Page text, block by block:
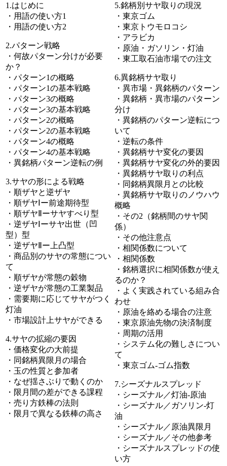
1.はじめに
・用語の使い方1
・用語の使い方2
2.パターン戦略
・何故パターン分けが必要
か？
・パターン1の概略
・パターン1の基本戦略
・パターン3の概略
・パターン3の基本戦略
・パターン2の概略
・パターン2の基本戦略
・パターン4の概略
・パターン4の基本戦略
・異銘柄パターン逆転の例
3.サヤの形による戦略
・順ザヤと逆ザヤ
・順ザヤⅠー前途期待型
・順ザヤⅡーサヤすべり型
・逆ザヤⅠーサヤ出世（凹
型）型
・逆ザヤⅡー上凸型
・商品別のサヤの常態につい
て
・順ザヤが常態の穀物
・逆ザヤが常態の工業製品
・需要期に応じてサヤがつく
灯油
・市場設計上サヤができる
4.サヤの拡縮の要因
・価格変化の大前提
・同銘柄異限月の場合
・玉の性質と参加者
・なぜ揺さぶりで動くのか
・限月間の差ができる課程
・売り方鉄棒の法則
・限月で異なる鉄棒の高さ
5.銘柄別サヤ取りの現況
・東京ゴム
・東京トウモロコシ
・アラビカ
・原油・ガソリン・灯油
・東工取石油市場での注文
6.異銘柄サヤ取り
・異市場・異銘柄のパターン
・異銘柄・異市場のパターン
分け
・異銘柄のパターン逆転につ
いて
・逆転の条件
・異銘柄サヤ変化の要因
・異銘柄サヤ変化の外的要因
・異銘柄サヤ取りの利点
・同銘柄異限月との比較
・異銘柄サヤ取りのノウハウ
概略
・その2（銘柄間のサヤ関
係）
・その他注意点
・相関係数について
・相関係数
・銘柄選択に相関係数が使え
るのか？
・よく実践されている組み合
わせ
・原油を絡める場合の注意
・東京原油先物の決済制度
・周期の活用
・システム化の難しさについ
て
・東京ゴム-ゴム指数
7.シーズナルスプレッド
・シーズナル／灯油-原油
・シーズナル／ガソリン-灯
油
・シーズナル／原油異限月
・シーズナル／その他参考
・シーズナルスプレッドの使
い方